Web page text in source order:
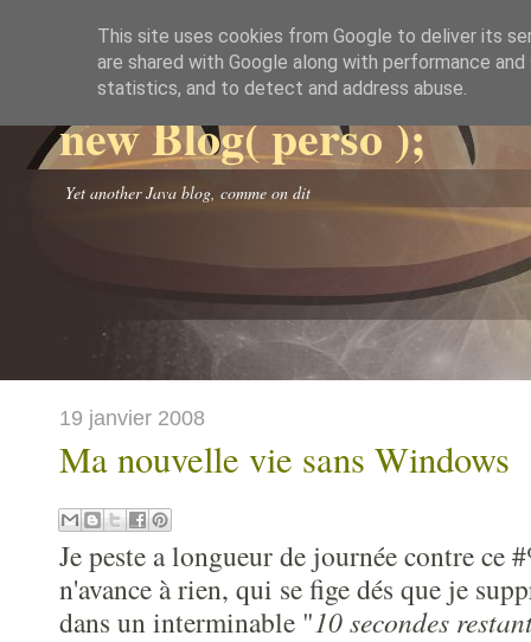
new Blog( perso );
Yet another Java blog, comme on dit
19 janvier 2008
Ma nouvelle vie sans Windows
Je peste a longueur de journée contre ce
n'avance à rien, qui se fige dés que je
dans un interminable "10 secondes
This site uses cookies from Google to deliver its
are shared with Google along with performance
statistics, and to detect and address abuse.